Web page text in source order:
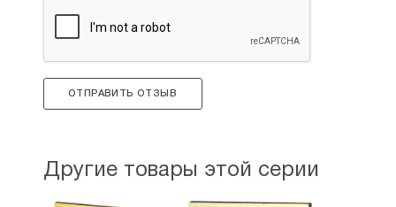
ОТПРАВИТЬ ОТЗЫВ
Другие товары этой серии